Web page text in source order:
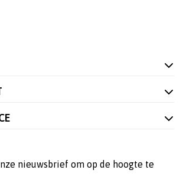
nieuwsbrief om op de hoogte te